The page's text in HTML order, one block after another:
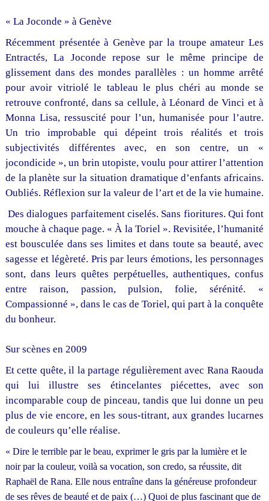
« La Joconde » à Genève
Récemment présentée à Genève par la troupe amateur Les
Entractés, La Joconde repose sur le même principe de
glissement dans des mondes parallèles : un homme arrêté
pour avoir vitriolé le tableau le plus chéri au monde se
retrouve confronté, dans sa cellule, à Léonard de Vinci et à
Monna Lisa, ressuscité pour l’un, humanisée pour l’autre.
Un trio improbable qui dépeint trois réalités et trois
subjectivités différentes avec, en son centre, un «
jocondicide », un brin utopiste, voulu pour attirer l’attention
de la planète sur la situation dramatique d’enfants africains.
Oubliés. Réflexion sur la valeur de l’art et de la vie humaine.
Des dialogues parfaitement ciselés. Sans fioritures. Qui font
mouche à chaque page. « À la Toriel ». Revisitée, l’humanité
est bousculée dans ses limites et dans toute sa beauté, avec
sagesse et légèreté. Pris par leurs émotions, les personnages
sont, dans leurs quêtes perpétuelles, authentiques, confus
entre raison, passion, pulsion, folie, sérénité. «
Compassionné », dans le cas de Toriel, qui part à la conquête
du bonheur.
Sur scènes en 2009
Et cette quête, il la partage régulièrement avec Rana Raouda
qui lui illustre ses étincelantes piécettes, avec son
incomparable coup de pinceau, tandis que lui donne un peu
plus de vie encore, en les sous-titrant, aux grandes lucarnes
de couleurs qu’elle réalise.
« Dire le terrible par le beau, exprimer le gris par la lumière et le
noir par la couleur, voilà sa vocation, son credo, sa réussite, dit
Raphaël de Rana. Elle nous entraîne dans la généreuse profondeur
de ses rêves de beauté et de paix (…) Quoi de plus fascinant que de